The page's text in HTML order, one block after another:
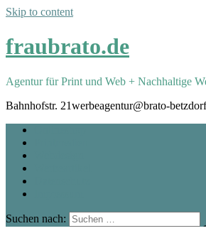
Skip to content
fraubrato.de
Agentur für Print und Web + Nachhaltige
Bahnhofstr. 21werbeagentur@brato-
Suchen nach: